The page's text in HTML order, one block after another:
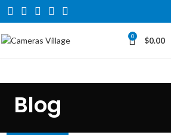
0 $0.00
Blog